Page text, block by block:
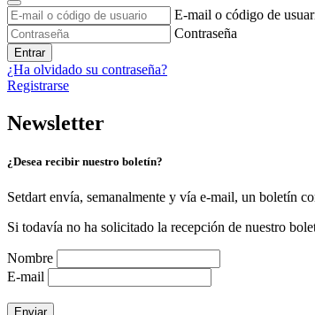
E-mail o código de
Contraseña
Entrar
¿Ha olvidado su contraseña?
Registrarse
Newsletter
¿Desea recibir nuestro boletín?
Setdart envía, semanalmente y vía e-mail, un boletín
Si todavía no ha solicitado la recepción de nuestro
Nombre
E-mail